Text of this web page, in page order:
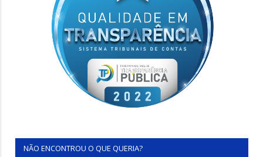
NÃO ENCONTROU O QUE QUERIA?